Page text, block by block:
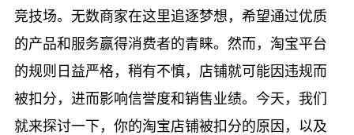
竞技场。无数商家在这里追逐梦想，希望通过优质
的产品和服务赢得消费者的青睐。然而，淘宝平台
的规则日益严格，稍有不慎，店铺就可能因违规而
被扣分，进而影响信誉度和销售业绩。今天，我们
就来探讨一下，你的淘宝店铺被扣分的原因，以及